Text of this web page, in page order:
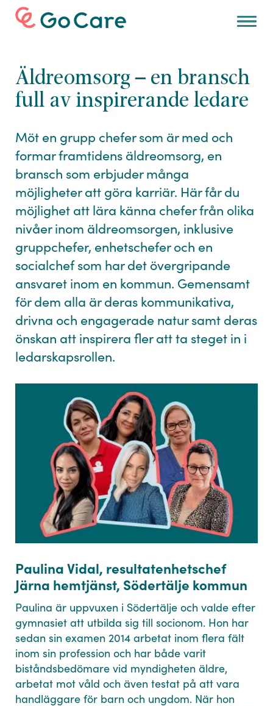
Karriärtips ochinspiration
Omoss
Förarbetsgivare
Äldreomsorg – en bransch
full av inspirerande ledare
Möt en grupp chefer som är med och
formar framtidens äldreomsorg, en
bransch som erbjuder många
möjligheter att göra karriär. Här får du
möjlighet att lära känna chefer från olika
nivåer inom äldreomsorgen, inklusive
gruppchefer, enhetschefer och en
socialchef som har det övergripande
ansvaret inom en kommun. Gemensamt
för dem alla är deras kommunikativa,
drivna och engagerade natur samt deras
önskan att inspirera fler att ta steget in i
ledarskapsrollen.
Paulina Vidal, resultatenhetschef
Järna hemtjänst, Södertälje kommun
Paulina är uppvuxen i Södertälje och valde efter
gymnasiet att utbilda sig till socionom. Hon har
sedan sin examen 2014 arbetat inom flera fält
inom sin profession och har både varit
biståndsbedömare vid myndigheten äldre,
arbetat mot våld och även testat på att vara
handläggare för barn och ungdom. När hon